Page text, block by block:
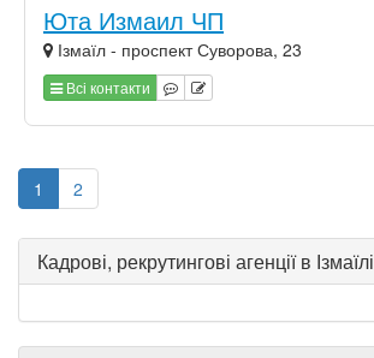
Юта Измаил ЧП
Ізмаїл - проспект Суворова, 23
Всі контакти
1 2
Кадрові, рекрутингові агенції в Ізмаїлі